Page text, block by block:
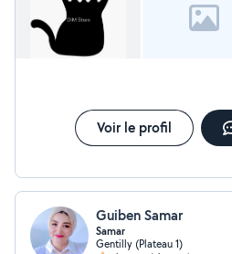
Voir le profil
Guiben Samar
Samar
Gentilly (Plateau 1)